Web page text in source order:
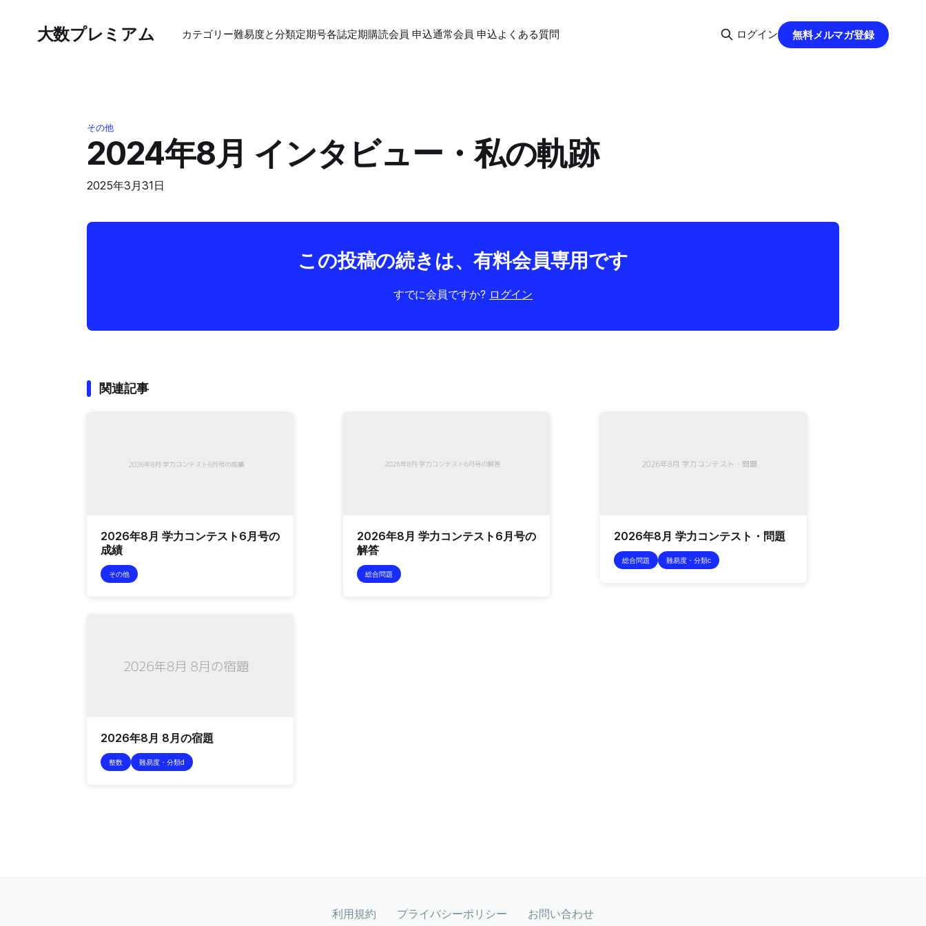
大数プレミアム カテゴリー難易度と分類定期号各誌定期購読会員 申込通常会員 申込よくある質問 ログイン 無料メルマガ登録
その他
2024年8月 インタビュー・私の軌跡
2025年3月31日
この投稿の続きは、有料会員専用です
すでに会員ですか? ログイン
関連記事
2026年8月 学力コンテスト6月号の
成績
その他
2026年8月 学力コンテスト6月号の
解答
総合問題
2026年8月 学力コンテスト・問題
総合問題 難易度・分類c
2026年8月 8月の宿題
整数 難易度・分類d
利用規約 プライバシーポリシー お問い合わせ